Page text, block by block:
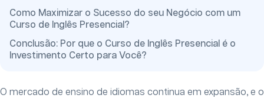
Como Maximizar o Sucesso do seu Negócio com um
Curso de Inglês Presencial?
Conclusão: Por que o Curso de Inglês Presencial é o
Investimento Certo para Você?
O mercado de ensino de idiomas continua em expansão, e o